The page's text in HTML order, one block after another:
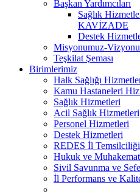
Başkan Yardımcıları
Sağlık
KAVİZADE
Destek
Misyonumuz-
Teşkilat Şeması
Birimlerimiz
Halk Sağlığı
Kamu Hastaneleri
Sağlık Hizmetleri
Acil Sağlık Hizmetleri
Personel Hizmetleri
Destek Hizmetleri
REDES İl Temsilciliği
Hukuk ve Muhakemat
Sivil Savunma ve
İl Performans ve